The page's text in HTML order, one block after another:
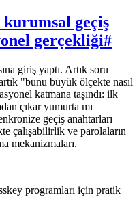
geçiş
gerçekliği#
giriş yaptı. Artık soru
"bunu büyük ölçekte nasıl
katmana taşındı: ilk
çıkar yumurta mı
geçiş anahtarları
çalışabilirlik ve parolaların
mekanizmaları.
programları için pratik